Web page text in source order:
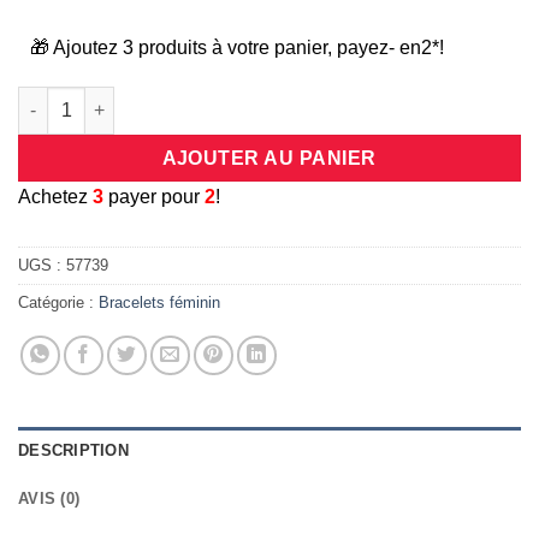
🎁 Ajoutez 3 produits à votre panier, payez- en2*!
quantité de Bracelet gourmette Ice cream orné avec divers
AJOUTER AU PANIER
Achetez 3 payer pour 2!
UGS : 57739
Catégorie : Bracelets féminin
DESCRIPTION
AVIS (0)